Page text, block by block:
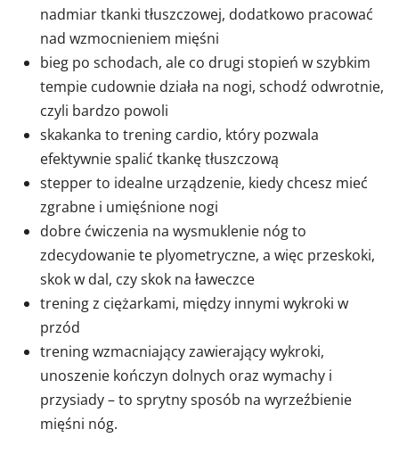
nadmiar tkanki tłuszczowej, dodatkowo pracować
nad wzmocnieniem mięśni
bieg po schodach, ale co drugi stopień w szybkim
tempie cudownie działa na nogi, schodź odwrotnie,
czyli bardzo powoli
skakanka to trening cardio, który pozwala
efektywnie spalić tkankę tłuszczową
stepper to idealne urządzenie, kiedy chcesz mieć
zgrabne i umięśnione nogi
dobre ćwiczenia na wysmuklenie nóg to
zdecydowanie te plyometryczne, a więc przeskoki,
skok w dal, czy skok na ławeczce
trening z ciężarkami, między innymi wykroki w
przód
trening wzmacniający zawierający wykroki,
unoszenie kończyn dolnych oraz wymachy i
przysiady – to sprytny sposób na wyrzeźbienie
mięśni nóg.